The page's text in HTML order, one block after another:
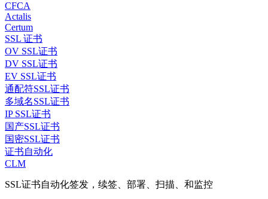
CFCA
Actalis
Certum
SSL 证书
OV SSL证书
DV SSL证书
EV SSL证书
通配符SSL证书
多域名SSL证书
IP SSL证书
国产SSL证书
国密SSL证书
证书自动化
CLM
SSL证书自动化签发，续签、部署、扫描、和监控